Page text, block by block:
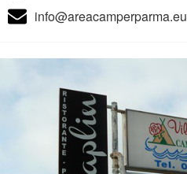
info@areacamperparma.eu